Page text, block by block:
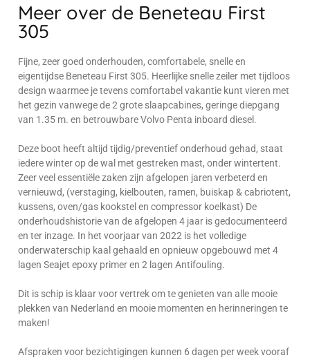
Meer over de Beneteau First
305
Fijne, zeer goed onderhouden, comfortabele, snelle en
eigentijdse Beneteau First 305. Heerlijke snelle zeiler met tijdloos
design waarmee je tevens comfortabel vakantie kunt vieren met
het gezin vanwege de 2 grote slaapcabines, geringe diepgang
van 1.35 m. en betrouwbare Volvo Penta inboard diesel.
Deze boot heeft altijd tijdig/preventief onderhoud gehad, staat
iedere winter op de wal met gestreken mast, onder wintertent.
Zeer veel essentiële zaken zijn afgelopen jaren verbeterd en
vernieuwd, (verstaging, kielbouten, ramen, buiskap & cabriotent,
kussens, oven/gas kookstel en compressor koelkast) De
onderhoudshistorie van de afgelopen 4 jaar is gedocumenteerd
en ter inzage. In het voorjaar van 2022 is het volledige
onderwaterschip kaal gehaald en opnieuw opgebouwd met 4
lagen Seajet epoxy primer en 2 lagen Antifouling.
Dit is schip is klaar voor vertrek om te genieten van alle mooie
plekken van Nederland en mooie momenten en herinneringen te
maken!
Afspraken voor bezichtigingen kunnen 6 dagen per week vooraf